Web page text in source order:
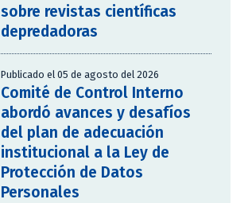
sobre revistas científicas
depredadoras
Publicado el 05 de agosto del 2026
Comité de Control Interno
abordó avances y desafíos
del plan de adecuación
institucional a la Ley de
Protección de Datos
Personales